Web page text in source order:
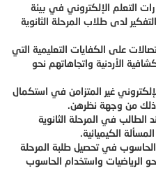
التعلم الإلكتروني في بيئة
لدى طلاب المرحلة الثانوية
على الكفايات التعليمية التي
الأردنية واتجاهاتهم نحو
غير المتزامن في استكمال
ذلك من وجهة نظرهن.
الطالب في المرحلة الثانوية
الكيميائية.
الحاسوب في تحصيل طلبة المرحلة
الرياضيات واستخدام الحاسوب